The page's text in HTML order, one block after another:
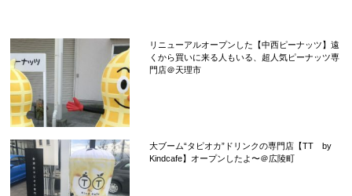
リニューアルオープンした【中西ピーナッツ】遠
くから買いに来る人もいる、超人気ピーナッツ専
門店＠天理市
大ブーム“タピオカ”ドリンクの専門店【TT by
Kindcafe】オープンしたよ〜＠広陵町